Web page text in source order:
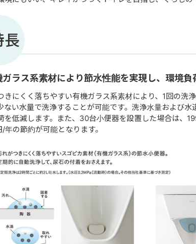
長
ラス系素材により節水性能を実現し、環境負
きにくく落ちやすい有機ガラス系素材により、1回の洗
ない水量で洗浄することが可能です。洗浄水量および
を低減します。また、30台小便器を設置した場合は、
年の節約が可能となります。